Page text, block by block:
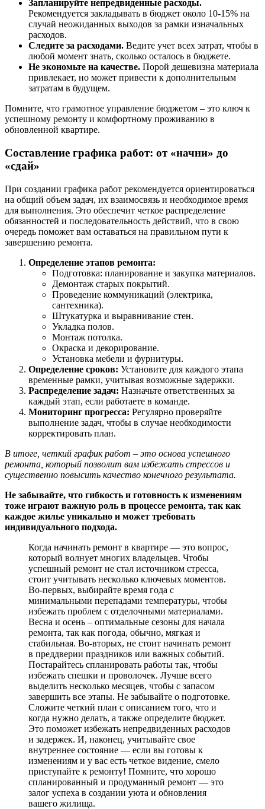
Запланируйте непредвиденные расходы.
Рекомендуется закладывать в бюджет около 10-15% на
случай неожиданных выходов за рамки изначальных
расходов.
Следите за расходами. Ведите учет всех затрат, чтобы в
любой момент знать, сколько осталось в бюджете.
Не экономьте на качестве. Порой дешевизна материала
привлекает, но может привести к дополнительным
затратам в будущем.
Помните, что грамотное управление бюджетом – это ключ к
успешному ремонту и комфортному проживанию в
обновленной квартире.
Составление графика работ: от «начни» до
«сдай»
При создании графика работ рекомендуется ориентироваться
на общий объем задач, их взаимосвязь и необходимое время
для выполнения. Это обеспечит четкое распределение
обязанностей и последовательность действий, что в свою
очередь поможет вам оставаться на правильном пути к
завершению ремонта.
Определение этапов ремонта:
Подготовка: планирование и закупка материалов.
Демонтаж старых покрытий.
Проведение коммуникаций (электрика,
сантехника).
Штукатурка и выравнивание стен.
Укладка полов.
Монтаж потолка.
Окраска и декорирование.
Установка мебели и фурнитуры.
Определение сроков: Установите для каждого этапа
временные рамки, учитывая возможные задержки.
Распределение задач: Назначьте ответственных за
каждый этап, если работаете в команде.
Мониторинг прогресса: Регулярно проверяйте
выполнение задач, чтобы в случае необходимости
корректировать план.
В итоге, четкий график работ – это основа успешного
ремонта, который позволит вам избежать стрессов и
существенно повысить качество конечного результата.
Не забывайте, что гибкость и готовность к изменениям
тоже играют важную роль в процессе ремонта, так как
каждое жилье уникально и может требовать
индивидуального подхода.
Когда начинать ремонт в квартире — это вопрос,
который волнует многих владельцев. Чтобы
успешный ремонт не стал источником стресса,
стоит учитывать несколько ключевых моментов.
Во-первых, выбирайте время года с
минимальными перепадами температуры, чтобы
избежать проблем с отделочными материалами.
Весна и осень – оптимальные сезоны для начала
ремонта, так как погода, обычно, мягкая и
стабильная. Во-вторых, не стоит начинать ремонт
в преддверии праздников или важных событий.
Постарайтесь спланировать работы так, чтобы
избежать спешки и проволочек. Лучше всего
выделить несколько месяцев, чтобы с запасом
завершить все этапы. Не забывайте о подготовке.
Сложите четкий план с описанием того, что и
когда нужно делать, а также определите бюджет.
Это поможет избежать непредвиденных расходов
и задержек. И, наконец, учитывайте свое
внутреннее состояние — если вы готовы к
изменениям и у вас есть четкое видение, смело
приступайте к ремонту! Помните, что хорошо
спланированный и продуманный ремонт — это
залог успеха в создании уюта и обновления
вашего жилища.